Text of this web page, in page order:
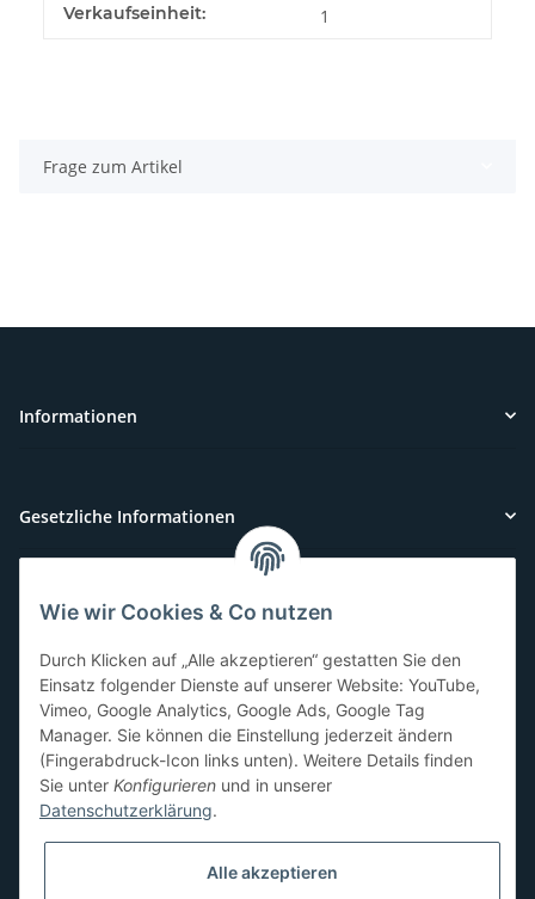
Verkaufseinheit: 1
Frage zum Artikel
Informationen
Gesetzliche Informationen
Kundenservice
Sie benötigen Hilfe oder haben Fragen?
071-5355993
service@beamerlampe24.ch
Sicher Einkaufen
Wie wir Cookies & Co nutzen
Durch Klicken auf „Alle akzeptieren“ gestatten Sie den
Einsatz folgender Dienste auf unserer Website: YouTube,
Vimeo, Google Analytics, Google Ads, Google Tag
Manager. Sie können die Einstellung jederzeit ändern
(Fingerabdruck-Icon links unten). Weitere Details finden
Sie unter Konfigurieren und in unserer
Datenschutzerklärung.
Alle akzeptieren